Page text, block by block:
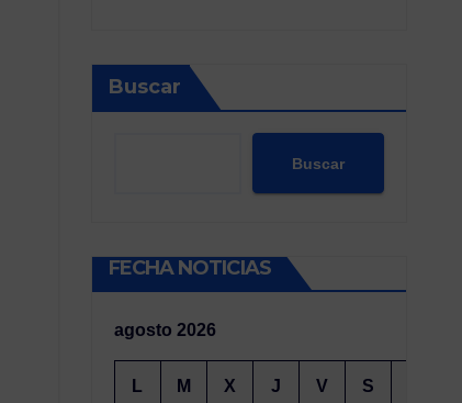
Buscar
Buscar
FECHA NOTICIAS
agosto 2026
L M X J V S